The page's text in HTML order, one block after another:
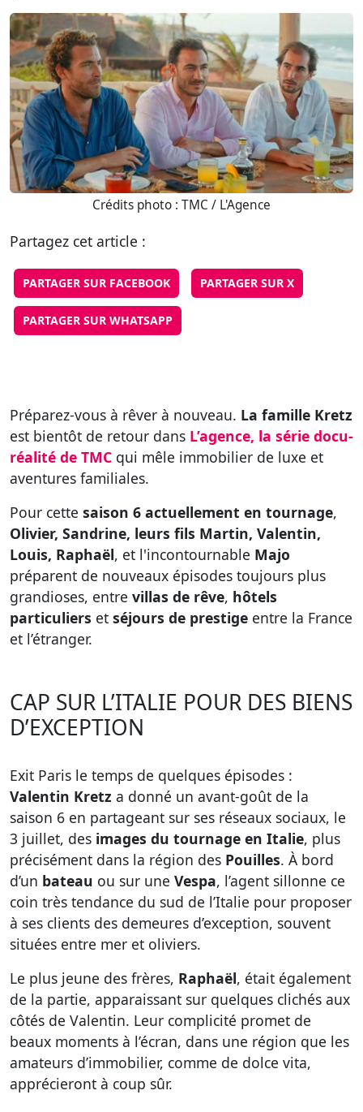
Crédits photo : TMC / L'Agence
Partagez cet article :
PARTAGER SUR FACEBOOK PARTAGER SUR X
PARTAGER SUR WHATSAPP
Préparez-vous à rêver à nouveau. La famille Kretz
est bientôt de retour dans L’agence, la série docu-
réalité de TMC qui mêle immobilier de luxe et
aventures familiales.
Pour cette saison 6 actuellement en tournage,
Olivier, Sandrine, leurs fils Martin, Valentin,
Louis, Raphaël, et l'incontournable Majo
préparent de nouveaux épisodes toujours plus
grandioses, entre villas de rêve, hôtels
particuliers et séjours de prestige entre la France
et l’étranger.
CAP SUR L’ITALIE POUR DES BIENS
D’EXCEPTION
Exit Paris le temps de quelques épisodes :
Valentin Kretz a donné un avant-goût de la
saison 6 en partageant sur ses réseaux sociaux, le
3 juillet, des images du tournage en Italie, plus
précisément dans la région des Pouilles. À bord
d’un bateau ou sur une Vespa, l’agent sillonne ce
coin très tendance du sud de l’Italie pour proposer
à ses clients des demeures d’exception, souvent
situées entre mer et oliviers.
Le plus jeune des frères, Raphaël, était également
de la partie, apparaissant sur quelques clichés aux
côtés de Valentin. Leur complicité promet de
beaux moments à l’écran, dans une région que les
amateurs d’immobilier, comme de dolce vita,
apprécieront à coup sûr.